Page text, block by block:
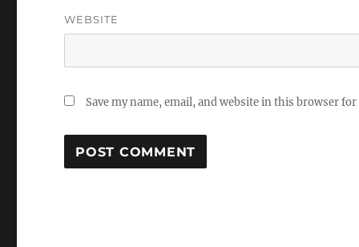
WEBSITE
Save my name, email, and website in this browser